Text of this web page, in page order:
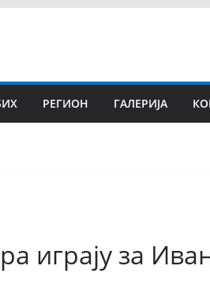
РЕГИОН ГАЛЕРИЈА
играју за